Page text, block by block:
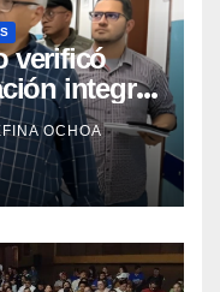
verificó
integral
María
OCHOA